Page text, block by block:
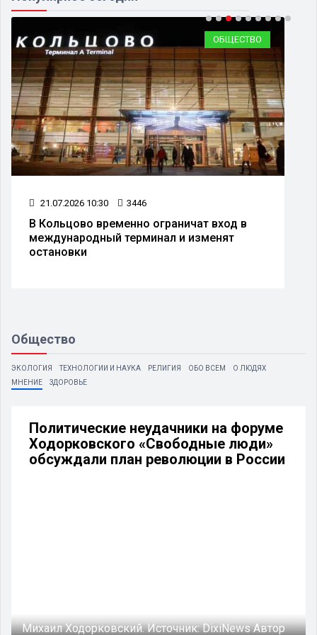
ОБЩЕСТВО
21.07.2026 10:30 3446
В Кольцово временно ограничат вход в
международный терминал и изменят
остановки
Общество
ЭКОЛОГИЯ ТЕХНОЛОГИИ И НАУКА РЕЛИГИЯ ОБО ВСЕМ
О ЛЮДЯХ
МНЕНИЕ
ЗДОРОВЬЕ
Политические неудачники на форуме
Ходорковского «Свободные люди»
обсуждали план революции в России
Михаил Ходорковский.Источник:DixiNewsАвтор